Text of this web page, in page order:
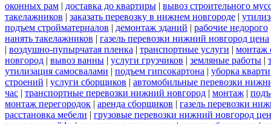
оконных рам | доставка до квартиры | вывоз строительного
такелажников | заказать перевозку в нижнем новгороде |
подъем стройматериалов | демонтаж зданий | рабочие недорого
нанять такелажников | газель перевозки нижний новгород цена
| воздушно-пупырчатая пленка | транспортные услуги | монтаж
новгород | вывоз ванны | услуги грузчиков | земляные работы |
утилизация самосвалами | подъем гипсокартона | уборка
строений | услуги сборщиков | автомобильные перевозки
час | транспортные перевозки нижний новгород | монтаж |
монтаж перегородок | аренда сборщиков | газель перевозки
расстановка мебели | грузовые перевозки нижний новгород